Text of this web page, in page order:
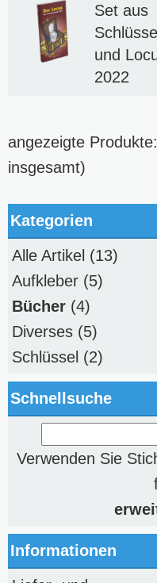
Set aus
Schlüssel
und
2022
angezeigte Produkte:
insgesamt)
Kategorien
Alle Artikel (13)
Aufkleber (5)
Bücher (4)
Diverses (5)
Schlüssel (2)
Schnellsuche
Verwenden Sie
Informationen